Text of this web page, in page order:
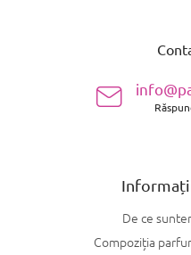
De ce
Compoziția